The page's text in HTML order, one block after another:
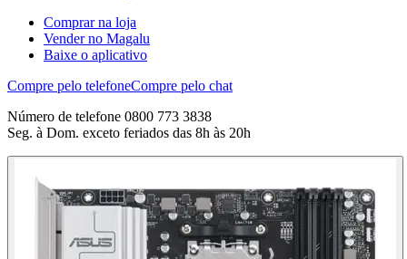
Comprar na loja
Vender no Magalu
Baixe o aplicativo
Compre pelo telefoneCompre pelo chat
Número de telefone 0800 773 3838
Seg. à Dom. exceto feriados das 8h às 20h